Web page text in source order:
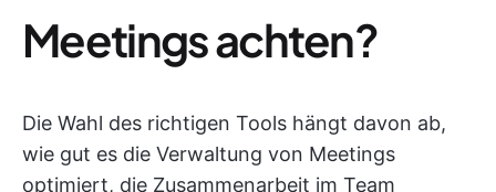
Meetings achten?
Die Wahl des richtigen Tools hängt davon ab,
wie gut es die Verwaltung von Meetings
optimiert, die Zusammenarbeit im Team